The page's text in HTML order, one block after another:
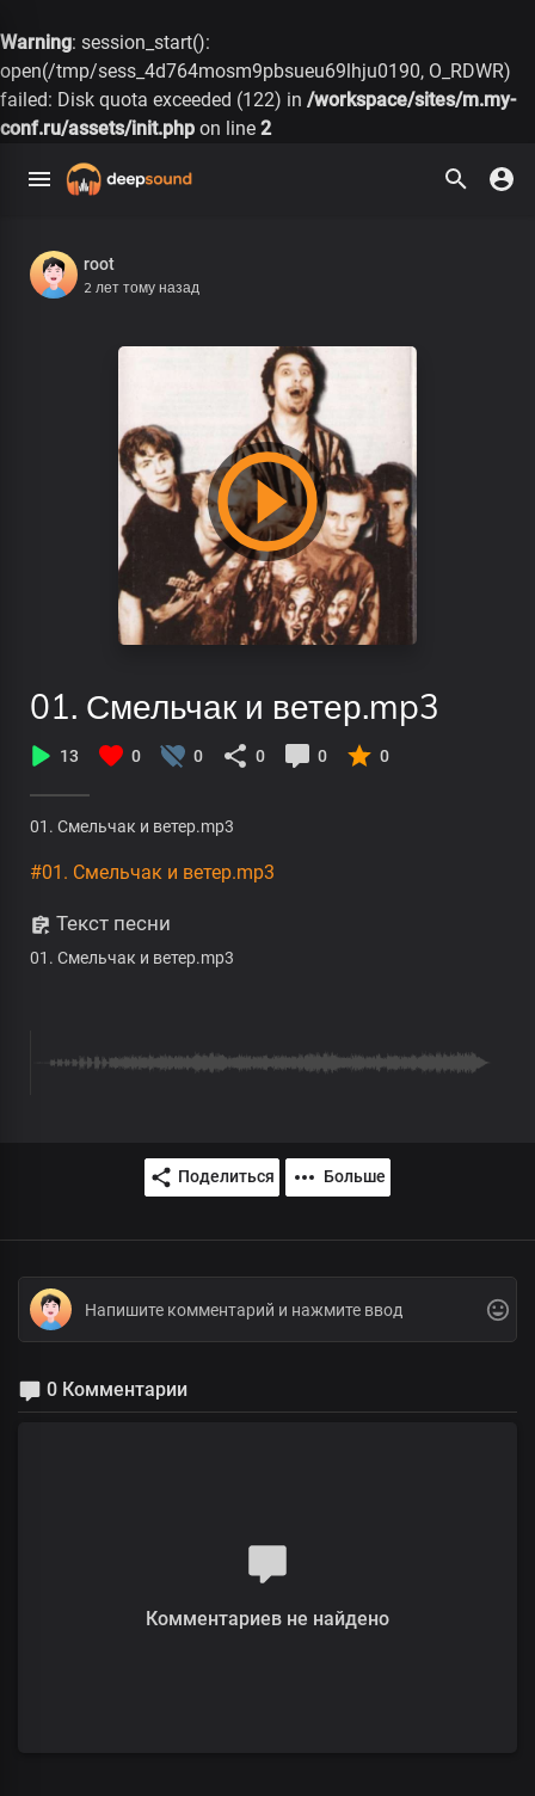
Warning: session_start():
open(/tmp/sess_4d764mosm9pbsueu69lhju0190, O_RDWR)
failed: Disk quota exceeded (122) in /workspace/sites/m.my-
conf.ru/assets/init.php on line 2
root
2 лет тому назад
01. Смельчак и ветер.mp3
13 0 0 0 0 0
01. Смельчак и ветер.mp3
#01. Смельчак и ветер.mp3
Текст песни
01. Смельчак и ветер.mp3
Поделиться Больше
0 Комментарии
Комментариев не найдено